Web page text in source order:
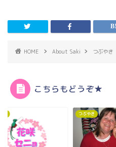
HOME About Saki つぶやき
こちらもどうぞ★
つぶやき